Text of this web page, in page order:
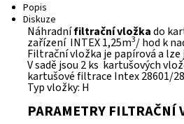
Popis
Diskuze
Náhradnífiltrační vložkado
zařízení INTEX 1,25m3/ hod k
Filtrační vložka je papírová a
V sadě jsou 2 ks kartušových
kartušové filtrace Intex 28601/
Typ vložky: H
PARAMETRY FILTRAČNÍ